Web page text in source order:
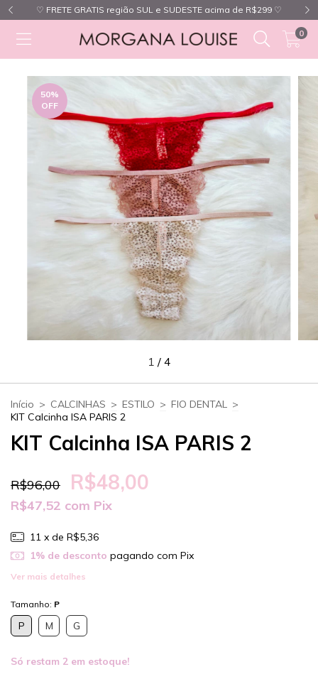
♡ FRETE GRATIS região SUL e SUDESTE acima de R$299 ♡
0
50%
OFF
1 / 4
Início > CALCINHAS > ESTILO > FIO DENTAL >
KIT Calcinha ISA PARIS 2
KIT Calcinha ISA PARIS 2
R$96,00 R$48,00
R$47,52 com Pix
11 x de R$5,36
1% de desconto pagando com Pix
Ver mais detalhes
Tamanho: P
P M G
Só restam 2 em estoque!